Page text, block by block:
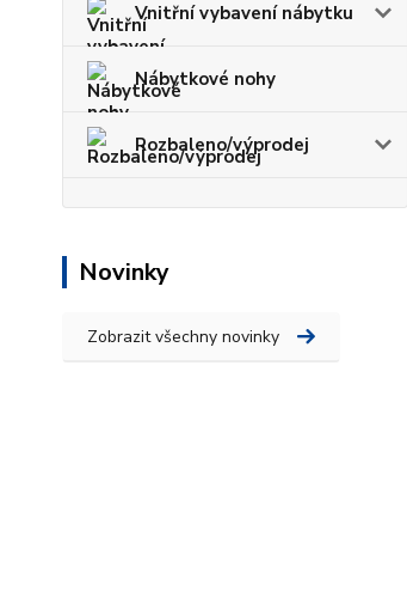
Vnitřní vybavení nábytku
Nábytkové nohy
Rozbaleno/výprodej
Novinky
Zobrazit všechny novinky